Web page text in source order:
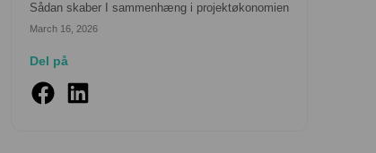
Sådan skaber I sammenhæng i projektøkonomien
March 16, 2026
Del på